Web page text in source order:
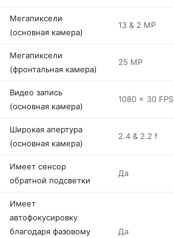
Мегапиксели
(основная камера)
13 & 2 MP
Мегапиксели
(фронтальная камера)
25 MP
Видео запись
(основная камера)
1080 x 30 FPS
Широкая апертура
(основная камера)
2.4 & 2.2 f
Имеет сенсор
обратной подсветки
Да
Имеет
автофокусировку
благодаря фазовому
Да